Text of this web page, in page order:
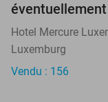
Hotel Mercure
Luxemburg
Vendu : 156